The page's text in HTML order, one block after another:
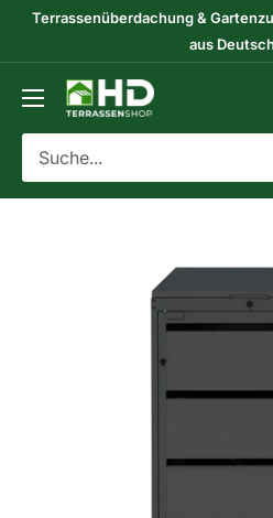
DirektTerrassenüberdachung &
aus
HD-
Terrassenshop
GmbH